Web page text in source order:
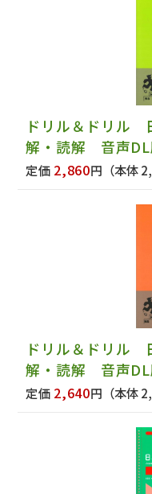
ドリル＆ドリル
解・読解 音声DL
定価 2,860円 （本体
ドリル＆ドリル
解・読解 音声DL
定価 2,640円 （本体